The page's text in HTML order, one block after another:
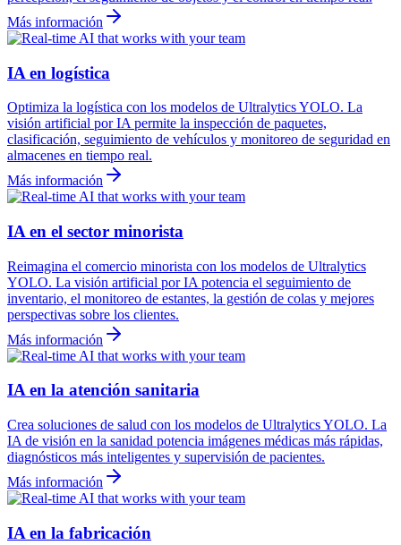
Más información
IA en logística
Optimiza la logística con los modelos de Ultralytics YOLO. La
visión artificial por IA permite la inspección de paquetes,
clasificación, seguimiento de vehículos y monitoreo de seguridad en
almacenes en tiempo real.
Más información
IA en el sector minorista
Reimagina el comercio minorista con los modelos de Ultralytics
YOLO. La visión artificial por IA potencia el seguimiento de
inventario, el monitoreo de estantes, la gestión de colas y mejores
perspectivas sobre los clientes.
Más información
IA en la atención sanitaria
Crea soluciones de salud con los modelos de Ultralytics YOLO. La
IA de visión en la sanidad potencia imágenes médicas más rápidas,
diagnósticos más inteligentes y supervisión de pacientes.
Más información
IA en la fabricación